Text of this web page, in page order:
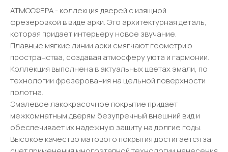
АТМОСФЕРА - коллекция дверей с изящной
фрезеровкой в виде арки. Это архитектурная деталь,
которая придает интерьеру новое звучание.
Плавные мягкие линии арки смягчают геометрию
пространства, создавая атмосферу уюта и гармонии.
Коллекция выполнена в актуальных цветах эмали, по
технологии фрезерования на цельной поверхности
полотна.
Эмалевое лакокрасочное покрытие придает
межкомнатным дверям безупречный внешний вид и
обеспечивает их надежную защиту на долгие годы.
Высокое качество матового покрытия достигается за